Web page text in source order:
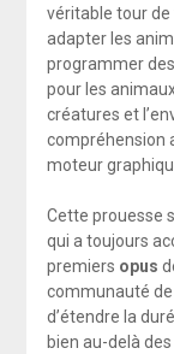
véritable tour
adapter les
programmer
pour les
créatures et
compréhension
moteur
Cette prouesse
qui a toujours
premiers opus
communauté de
d’étendre la
bien au-delà